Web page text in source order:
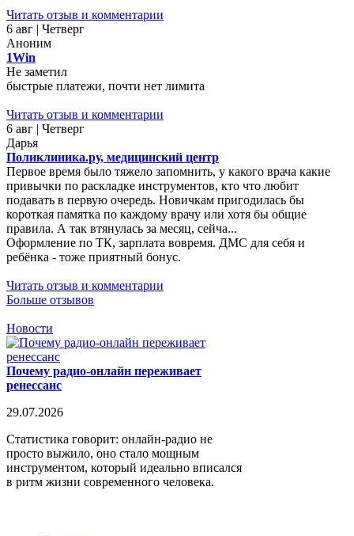
Читать отзыв и комментарии
6 авг | Четверг
Аноним
1Win
Не заметил
быстрые платежи, почти нет лимита
Читать отзыв и комментарии
6 авг | Четверг
Дарья
Поликлиника.ру, медицинский центр
Первое время было тяжело запомнить, у какого врача какие
привычки по раскладке инструментов, кто что любит
подавать в первую очередь. Новичкам пригодилась бы
короткая памятка по каждому врачу или хотя бы общие
правила. А так втянулась за месяц, сейча...
Оформление по ТК, зарплата вовремя. ДМС для себя и
ребёнка - тоже приятный бонус.
Читать отзыв и комментарии
Больше отзывов
Новости
Почему радио-онлайн переживает
ренессанс
29.07.2026
Статистика говорит: онлайн-радио не
просто выжило, оно стало мощным
инструментом, который идеально вписался
в ритм жизни современного человека.